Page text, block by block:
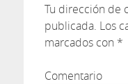
Tu dirección de
publicada. Los
marcados con *
Comentario